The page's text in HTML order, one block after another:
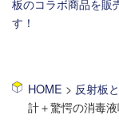
す！
HOME > 反射板
計＋驚愕の消毒